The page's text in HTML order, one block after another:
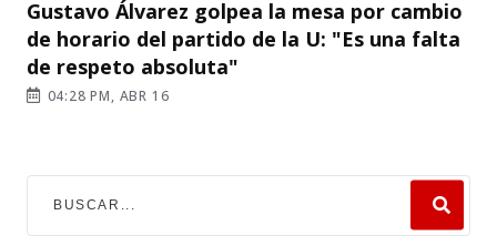
Gustavo Álvarez golpea la mesa por cambio
de horario del partido de la U: "Es una falta
de respeto absoluta"
04:28 PM, ABR 16